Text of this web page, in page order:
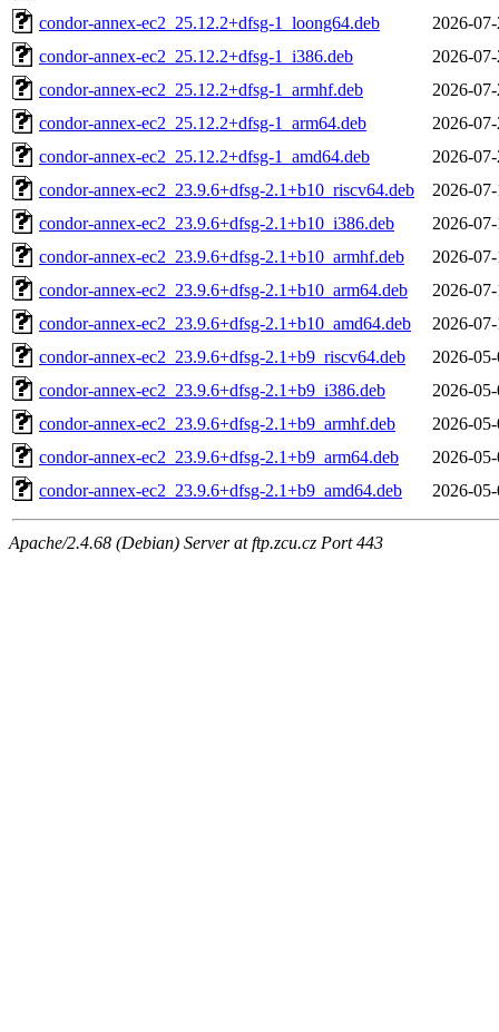
condor-annex-ec2_25.12.2+dfsg-1_loong64.deb
2026-
condor-annex-ec2_25.12.2+dfsg-1_i386.deb
2026-
condor-annex-ec2_25.12.2+dfsg-1_armhf.deb
2026-
condor-annex-ec2_25.12.2+dfsg-1_arm64.deb
2026-
condor-annex-ec2_25.12.2+dfsg-1_amd64.deb
2026-
condor-annex-ec2_23.9.6+dfsg-2.1+b10_riscv64.deb
2026-
condor-annex-ec2_23.9.6+dfsg-2.1+b10_i386.deb
2026-
condor-annex-ec2_23.9.6+dfsg-2.1+b10_armhf.deb
2026-
condor-annex-ec2_23.9.6+dfsg-2.1+b10_arm64.deb
2026-
condor-annex-ec2_23.9.6+dfsg-2.1+b10_amd64.deb
2026-
condor-annex-ec2_23.9.6+dfsg-2.1+b9_riscv64.deb
2026-
condor-annex-ec2_23.9.6+dfsg-2.1+b9_i386.deb
2026-
condor-annex-ec2_23.9.6+dfsg-2.1+b9_armhf.deb
2026-
condor-annex-ec2_23.9.6+dfsg-2.1+b9_arm64.deb
2026-
condor-annex-ec2_23.9.6+dfsg-2.1+b9_amd64.deb
2026-
Apache/2.4.68 (Debian) Server at ftp.zcu.cz Port 443